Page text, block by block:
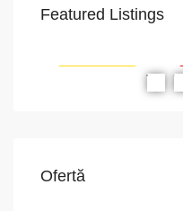
Featured Listings
Ofertă